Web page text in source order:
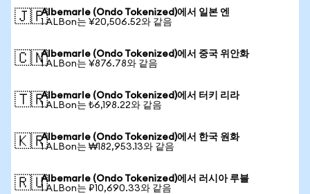
🇯🇵Albemarle (Ondo Tokenized)에서 일본 엔
1 ALBon는 ¥20,506.52와 같음
🇨🇳Albemarle (Ondo Tokenized)에서 중국 위안화
1 ALBon는 ¥876.78와 같음
🇹🇷Albemarle (Ondo Tokenized)에서 터키 리라
1 ALBon는 ₺6,198.22와 같음
🇰🇷Albemarle (Ondo Tokenized)에서 한국 원화
1 ALBon는 ₩182,953.13와 같음
🇷🇺Albemarle (Ondo Tokenized)에서 러시아 루블
1 ALBon는 ₽10,690.33와 같음